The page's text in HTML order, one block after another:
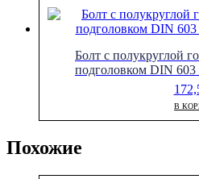
Болт с полукруглой
подголовком DIN
В
Похожие